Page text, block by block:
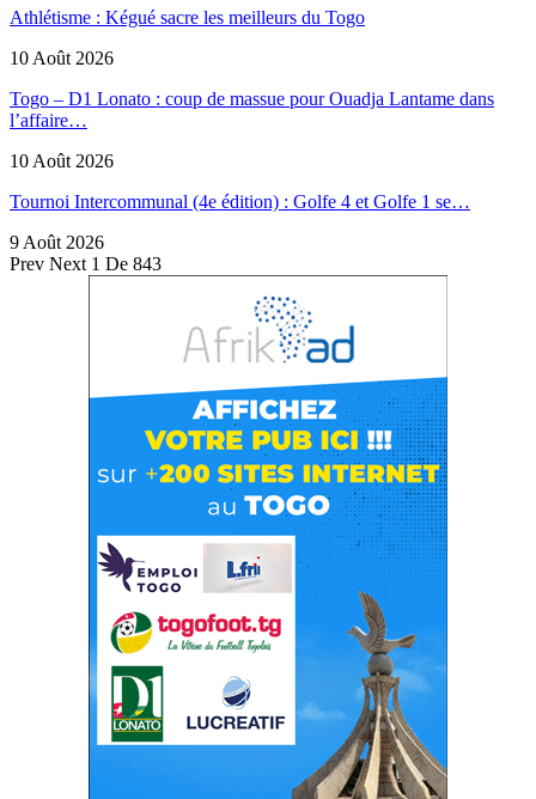
Athlétisme : Kégué sacre les meilleurs du Togo
10 Août 2026
Togo – D1 Lonato : coup de massue pour Ouadja Lantame dans
l’affaire…
10 Août 2026
Tournoi Intercommunal (4e édition) : Golfe 4 et Golfe 1 se…
9 Août 2026
Prev Next 1 De 843